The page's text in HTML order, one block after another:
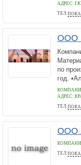
АДРЕС:
ТЕЛ:(3842)
ООО
по
год.
АДРЕС:
ТЕЛ:
ООО
ТЕЛ: